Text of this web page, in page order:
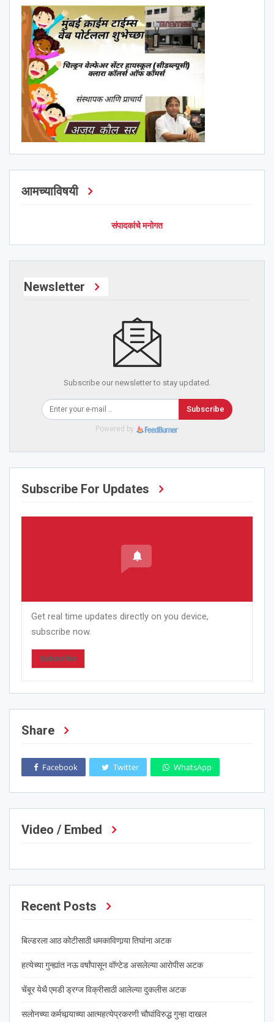
आमच्याविषयी
संपादकांचे मनोगत
Newsletter
Subscribe our newsletter to stay updated.
Subscribe
Powered by
Subscribe For Updates
Get real time updates directly on you device,
subscribe now.
Subscribe
Share
Facebook Twitter WhatsApp
Video / Embed
Recent Posts
बिल्डरला आठ कोटीसाठी धमकाविणार्‍या तिघांना अटक
हत्येच्या गुन्ह्यांत नऊ वर्षांपासून वॉण्टेड असलेल्या आरोपीस अटक
चेंबूर येथै एमडी ड्रग्ज विक्रीसाठी आलेल्या दुकलीस अटक
सलोनच्या कर्मचार्‍याच्या आत्महत्येप्रकरणी चौघांविरुद्ध गुन्हा दाखल